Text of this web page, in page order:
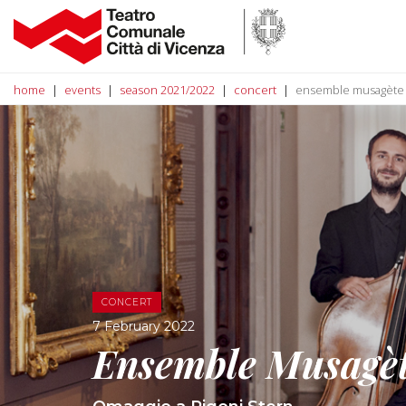
home events season 2021/2022 concert ensemble musagète
CONCERT
7 February 2022
Ensemble